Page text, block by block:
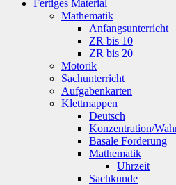
Fertiges Material
Mathematik
Anfangsunterricht
ZR bis 10
ZR bis 20
Motorik
Sachunterricht
Aufgabenkarten
Klettmappen
Deutsch
Konzentration/
Basale Förderung
Mathematik
Uhrzeit
Sachkunde